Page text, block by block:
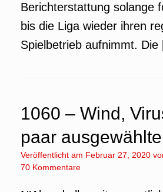
Berichterstattung solange
bis die Liga wieder ihren
Spielbetrieb aufnimmt.
1060 – Wind,
paar
Veröffentlicht am Februar 27, 2020
70 Kommentare